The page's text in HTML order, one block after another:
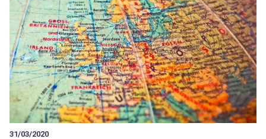
31/03/2020